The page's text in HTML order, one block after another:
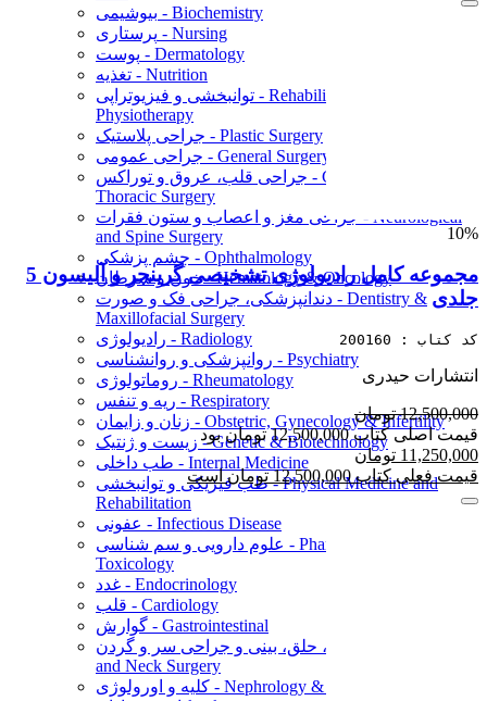
بیوشیمی - Biochemistry
پرستاری - Nursing
پوست - Dermatology
تغذیه - Nutrition
توانبخشی و فیزیوتراپی - Rehabilitation and
Physiotherapy
جراحی پلاستیک - Plastic Surgery
جراحی عمومی - General Surgery
جراحی قلب، عروق و توراکس - Cardiac, Vascular &
Thoracic Surgery
جراحی مغز و اعصاب و ستون فقرات - Neurological
and Spine Surgery
چشم پزشکی - Ophthalmology
خون و سرطان - Hematology & Oncology
دندانپزشکی، جراحی فک و صورت - Dentistry &
Maxillofacial Surgery
رادیولوژی - Radiology
روانپزشکی و روانشناسی - Psychiatry
روماتولوژی - Rheumatology
ریه و تنفس - Respiratory
زنان و زایمان - Obstetric, Gynecology & Infertility
زیست و ژنتیک - Genetic & Biotechnology
طب داخلی - Internal Medicine
طب فیزیکی و توانبخشی - Physical Medicine and
Rehabilitation
عفونی - Infectious Disease
علوم دارویی و سم شناسی - Pharmacology &
Toxicology
غدد - Endocrinology
قلب - Cardiology
گوارش - Gastrointestinal
گوش، حلق، بینی و جراحی سر و گردن - ENT & Head
and Neck Surgery
کلیه و اورولوژی - Nephrology & Urology
10%
مجموعه کامل رادیولوژی تشخیصی گرینجر و آلیسون 5
جلدی
کد کتاب : 200160
انتشارات حیدری
12,500,000 تومان
قیمت اصلی کتاب 12,500,000 تومان بود
11,250,000 تومان
قیمت فعلی کتاب 12,500,000 تومان است